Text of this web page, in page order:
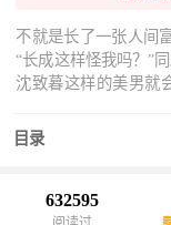
不就是长了一张人间
“长成这样怪我吗？”
沈致暮这样的美男就
抗:“md上当了！”沈·
目录
632595